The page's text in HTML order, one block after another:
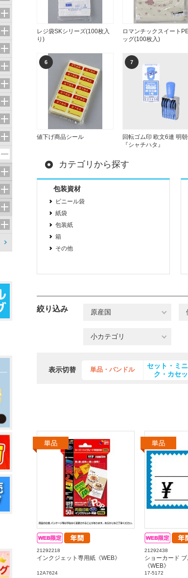
レジ袋SKシリーズ(100枚入
り)
ロマンチックスイート
ッグ(100枚入)
6
値下げ商品シール
7
回転ゴム印 欧文6連 明
『シャチハタ』
カテゴリから探す
包装資材
ビニール袋
紙袋
包装紙
箱
その他
絞り込み 原産国
小カテゴリ
表示切替 単品・バンドル
セット・ミ
ク・カセ
21292218
インクジェット専用紙《WEB》
12A7624
21292438
ショーカード ブ
《WEB》
17-5172